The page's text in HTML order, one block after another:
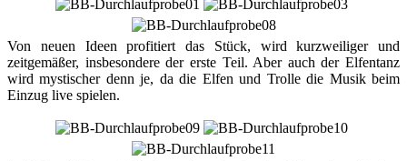
Von neuen Ideen profitiert das Stück, wird kurzweiliger und
zeitgemäßer, insbesondere der erste Teil. Aber auch der Elfentanz
wird mystischer denn je, da die Elfen und Trolle die Musik beim
Einzug live spielen.